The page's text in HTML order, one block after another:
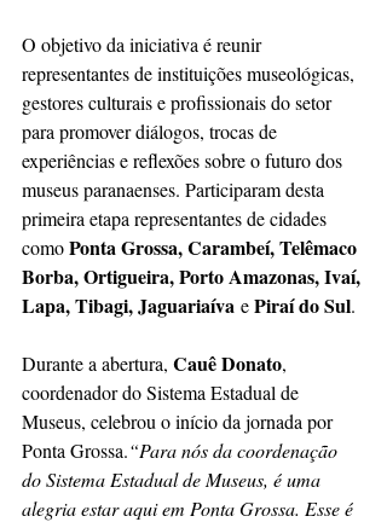
O objetivo da iniciativa é reunir
representantes de instituições museológicas,
gestores culturais e profissionais do setor
para promover diálogos, trocas de
experiências e reflexões sobre o futuro dos
museus paranaenses. Participaram desta
primeira etapa representantes de cidades
como Ponta Grossa, Carambeí, Telêmaco
Borba, Ortigueira, Porto Amazonas, Ivaí,
Lapa, Tibagi, Jaguariaíva e Piraí do Sul.
Durante a abertura, Cauê Donato,
coordenador do Sistema Estadual de
Museus, celebrou o início da jornada por
Ponta Grossa.“Para nós da coordenação
do Sistema Estadual de Museus, é uma
alegria estar aqui em Ponta Grossa. Esse é